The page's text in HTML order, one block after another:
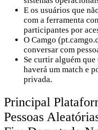
E os usuários que
com a ferramenta
participantes por
O Camgo
conversar com
Se curtir alguém
haverá um match e
privada.
Principal
Pessoas